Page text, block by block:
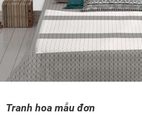
Tranh hoa mẫu đơn